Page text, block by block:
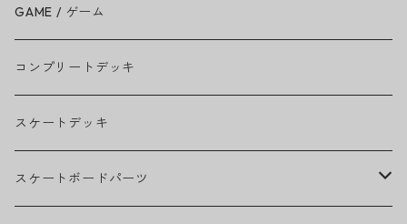
BEASTIE BOYS
THE BEATLES
BILLIE EILISH
BOB MARLEY
GAME / ゲーム
コンプリートデッキ
スケートデッキ
スケートボードパーツ